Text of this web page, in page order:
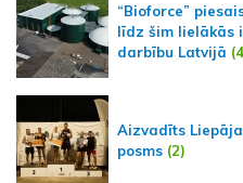
“Bioforce”
līdz šim lielākās
darbību Latvijā
Aizvadīts
posms (2)